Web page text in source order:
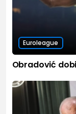
Euroleague
Obradović